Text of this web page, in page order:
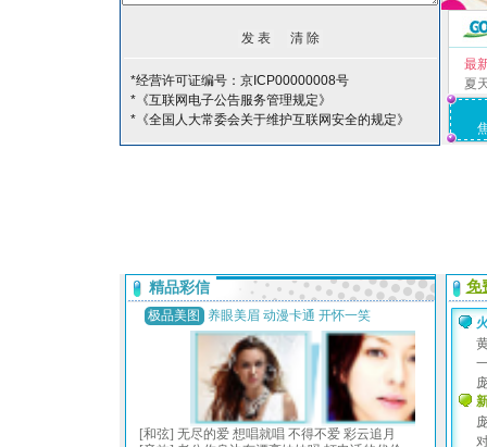
*经营许可证编号：京ICP00000008号
*《互联网电子公告服务管理规定》
*《全国人大常委会关于维护互联网安全的规定》
最
夏